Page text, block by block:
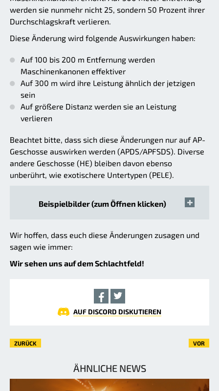
werden sie nunmehr nicht 25, sondern 50 Prozent ihrer
Durchschlagskraft verlieren.
Diese Änderung wird folgende Auswirkungen haben:
Auf 100 bis 200 m Entfernung werden
Maschinenkanonen effektiver
Auf 300 m wird ihre Leistung ähnlich der jetzigen
sein
Auf größere Distanz werden sie an Leistung
verlieren
Beachtet bitte, dass sich diese Änderungen nur auf AP-
Geschosse auswirken werden (APDS/APFSDS). Diverse
andere Geschosse (HE) bleiben davon ebenso
unberührt, wie exotischere Untertypen (PELE).
Beispielbilder (zum Öffnen klicken)
Wir hoffen, dass euch diese Änderungen zusagen und
sagen wie immer:
Wir sehen uns auf dem Schlachtfeld!
AUF DISCORD DISKUTIEREN
ZURÜCK VOR
ÄHNLICHE NEWS